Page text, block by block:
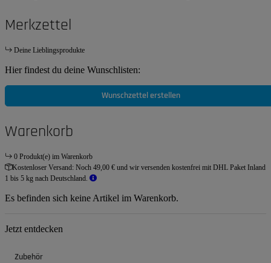
Merkzettel
Deine Lieblingsprodukte
Hier findest du deine Wunschlisten:
Wunschzettel erstellen
Warenkorb
0 Produkt(e) im Warenkorb
Kostenloser Versand: Noch 49,00 € und wir versenden kostenfrei mit DHL Paket Inland
1 bis 5 kg nach Deutschland.
Es befinden sich keine Artikel im Warenkorb.
Jetzt entdecken
Zubehör